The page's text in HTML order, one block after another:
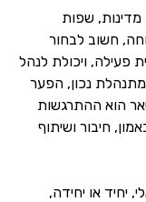
מדינות, שפות
חשוב לבחור
פעילה, ויכולת לנהל
נכון, הפער
הוא ההתרגשות
חיבור ושיתוף
יחיד או יחידה,